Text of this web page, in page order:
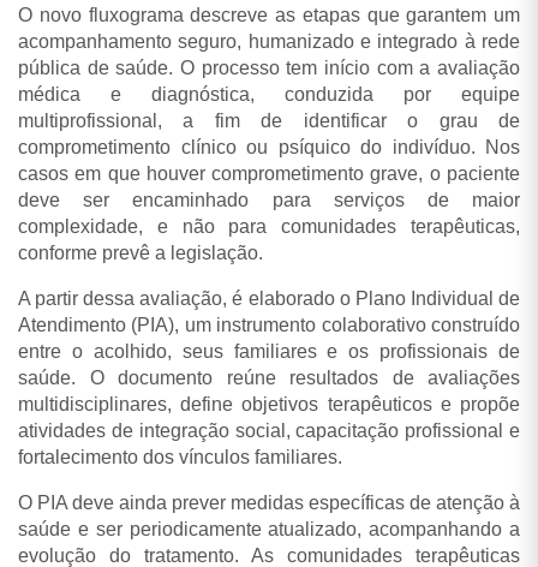
O novo fluxograma descreve as etapas que garantem um
acompanhamento seguro, humanizado e integrado à rede
pública de saúde. O processo tem início com a avaliação
médica e diagnóstica, conduzida por equipe
multiprofissional, a fim de identificar o grau de
comprometimento clínico ou psíquico do indivíduo. Nos
casos em que houver comprometimento grave, o paciente
deve ser encaminhado para serviços de maior
complexidade, e não para comunidades terapêuticas,
conforme prevê a legislação.
A partir dessa avaliação, é elaborado o Plano Individual de
Atendimento (PIA), um instrumento colaborativo construído
entre o acolhido, seus familiares e os profissionais de
saúde. O documento reúne resultados de avaliações
multidisciplinares, define objetivos terapêuticos e propõe
atividades de integração social, capacitação profissional e
fortalecimento dos vínculos familiares.
O PIA deve ainda prever medidas específicas de atenção à
saúde e ser periodicamente atualizado, acompanhando a
evolução do tratamento. As comunidades terapêuticas